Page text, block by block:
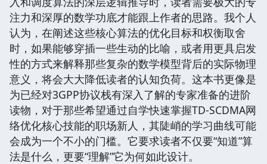
注力和深厚的数学功底才能跟上作者的思路。我个人
认为，在阐述这些核心算法的优化目标和权衡取舍
时，如果能够穿插一些生动的比喻，或者用更具启发
性的方式来解释那些复杂的数学模型背后的实际物理
意义，将会大大降低读者的认知负荷。这本书更像是
为已经对3GPP协议栈有深入了解的专家准备的进阶
读物，对于那些希望通过自学快速掌握TD-SCDMA网
络优化核心技能的职场新人，其陡峭的学习曲线可能
会成为一个不小的门槛。它要求读者不仅要“知道”算
法是什么，更要“理解”它为何如此设计。